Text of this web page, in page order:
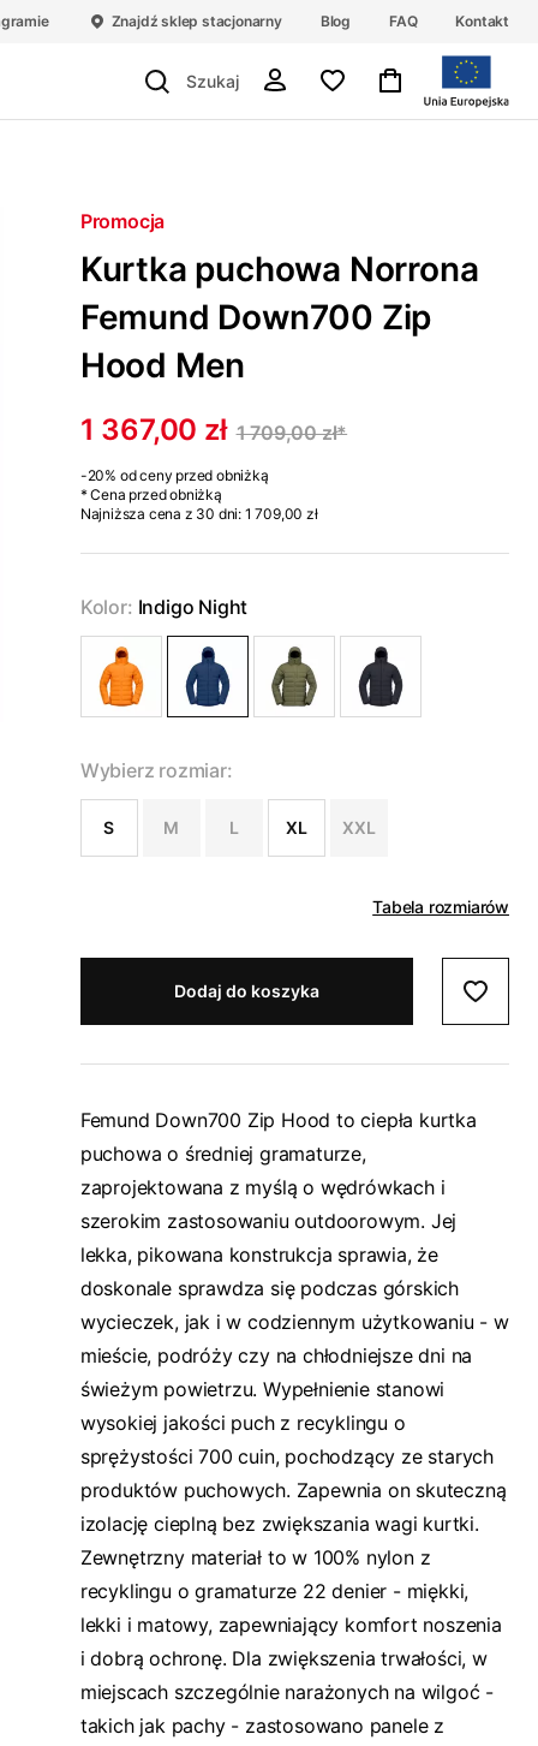
Znajdź sklep stacjonarny Blog FAQ Kontakt
Promocja
Kurtka puchowa Norrona
Femund Down700 Zip
Hood Men
1 367,00 zł 1 709,00 zł*
-20% od ceny przed obniżką
* Cena przed obniżką
Najniższa cena z 30 dni: 1 709,00 zł
Kolor: Indigo Night
Wybierz rozmiar:
S M L XL XXL
Tabela rozmiarów
Dodaj do koszyka
Femund Down700 Zip Hood to ciepła kurtka
puchowa o średniej gramaturze,
zaprojektowana z myślą o wędrówkach i
szerokim zastosowaniu outdoorowym. Jej
lekka, pikowana konstrukcja sprawia, że
doskonale sprawdza się podczas górskich
wycieczek, jak i w codziennym użytkowaniu - w
mieście, podróży czy na chłodniejsze dni na
świeżym powietrzu. Wypełnienie stanowi
wysokiej jakości puch z recyklingu o
sprężystości 700 cuin, pochodzący ze starych
produktów puchowych. Zapewnia on skuteczną
izolację cieplną bez zwiększania wagi kurtki.
Zewnętrzny materiał to w 100% nylon z
recyklingu o gramaturze 22 denier - miękki,
lekki i matowy, zapewniający komfort noszenia
i dobrą ochronę. Dla zwiększenia trwałości, w
miejscach szczególnie narażonych na wilgoć -
takich jak pachy - zastosowano panele z